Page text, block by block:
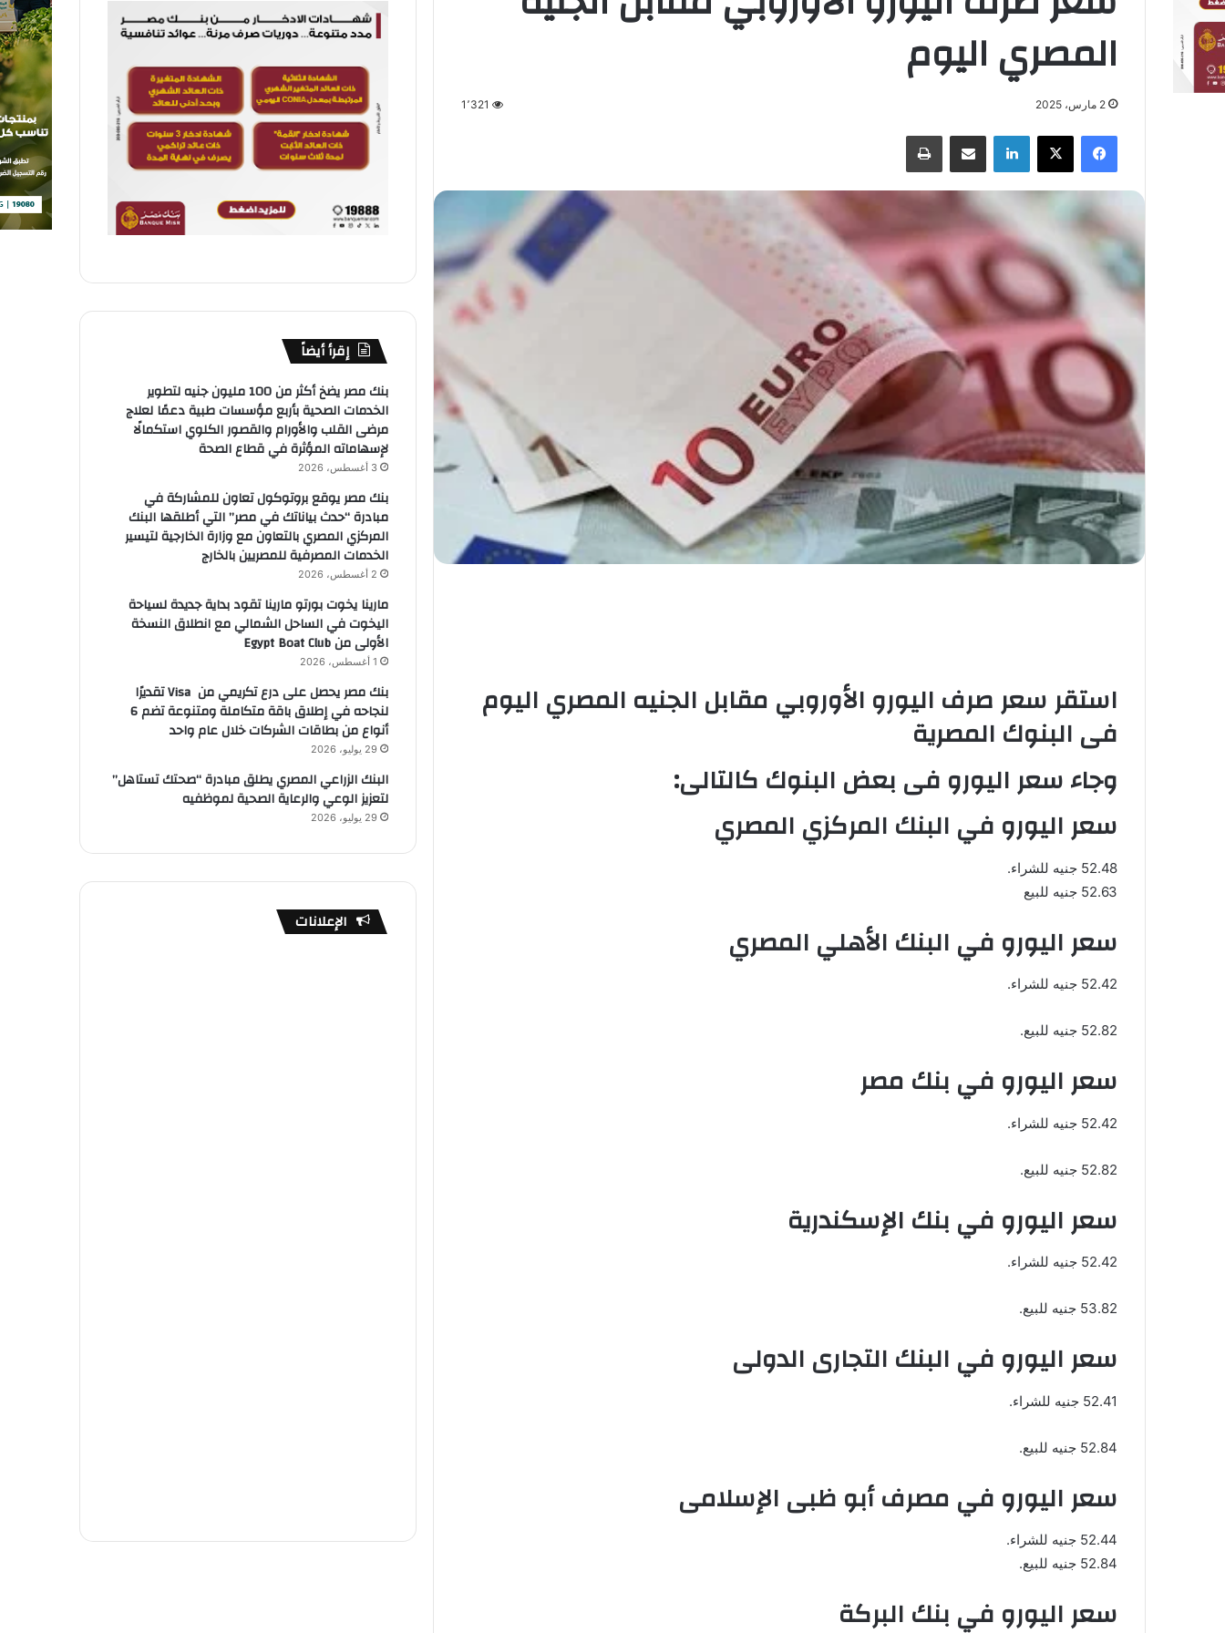
المصري اليوم
2 مارس، 2025 1٬321
فيسبوك X لينكدإن مشاركة عبر البريد طباعة
استقر سعر صرف اليورو الأوروبي مقابل الجنيه المصري اليوم
فى البنوك المصرية
وجاء سعر اليورو فى بعض البنوك كالتالى:
سعر اليورو في البنك المركزي المصري
52.48 جنيه للشراء.
52.63 جنيه للبيع
سعر اليورو في البنك الأهلي المصري
52.42 جنيه للشراء.
52.82 جنيه للبيع.
سعر اليورو في بنك مصر
52.42 جنيه للشراء.
52.82 جنيه للبيع.
سعر اليورو في بنك الإسكندرية
52.42 جنيه للشراء.
53.82 جنيه للبيع.
سعر اليورو في البنك التجارى الدولى
52.41 جنيه للشراء.
52.84 جنيه للبيع.
سعر اليورو في مصرف أبو ظبى الإسلامى
52.44 جنيه للشراء.
52.84 جنيه للبيع.
سعر اليورو في بنك البركة
إقرأ أيضاً
بنك مصر يضخ أكثر من 100 مليون جنيه لتطوير
الخدمات الصحية بأربع مؤسسات طبية دعمًا لعلاج
مرضى القلب والأورام والقصور الكلوي استكمالًا
لإسهاماته المؤثرة في قطاع الصحة
3 أغسطس، 2026
بنك مصر يوقع بروتوكول تعاون للمشاركة في
مبادرة “حدث بياناتك في مصر” التي أطلقها البنك
المركزي المصري بالتعاون مع وزارة الخارجية لتيسير
الخدمات المصرفية للمصريين بالخارج
2 أغسطس، 2026
مارينا يخوت بورتو مارينا تقود بداية جديدة لسياحة
اليخوت في الساحل الشمالي مع انطلاق النسخة
الأولى من Egypt Boat Club
1 أغسطس، 2026
بنك مصر يحصل على درع تكريمي من Visa تقديرًا
لنجاحه في إطلاق باقة متكاملة ومتنوعة تضم 6
أنواع من بطاقات الشركات خلال عام واحد
29 يوليو، 2026
البنك الزراعي المصري يطلق مبادرة “صحتك تستاهل”
لتعزيز الوعي والرعاية الصحية لموظفيه
29 يوليو، 2026
الإعلانات